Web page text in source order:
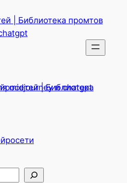
| Библиотека промтов